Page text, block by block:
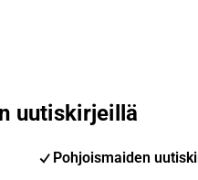
uutiskirjeillä
Pohjoismaiden